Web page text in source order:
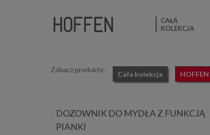
CAŁA
KOLEKCJA
Zobacz produkty:
Cała kolekcja HOFFEN
DOZOWNIK DO MYDŁA Z FUNKCJĄ
PIANKI